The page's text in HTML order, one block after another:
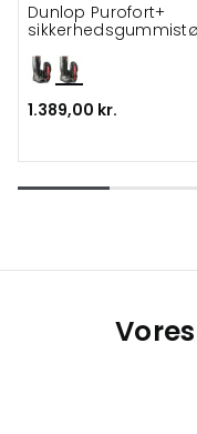
Dunlop Purofort+
1.389,00 kr.